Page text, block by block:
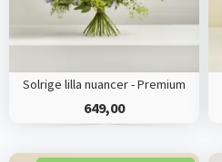
Solrige lilla nuancer - Premium
649,00